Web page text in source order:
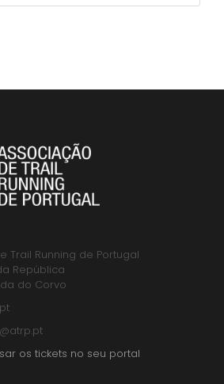
Trail Running de Portugal
República
do Corvo
os tickets no seu portal